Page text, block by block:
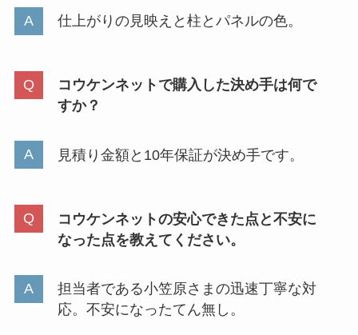
仕上がりの見映えと柱とパネルの色。
コウケンネットで購入した決め手は何で
すか？
見積り金額と10年保証が決め手です。
コウケンネットの安心できた点と不安に
なった点を教えてください。
担当者である小笠原さまの迅速丁寧な対
応。不安になったてん無し。